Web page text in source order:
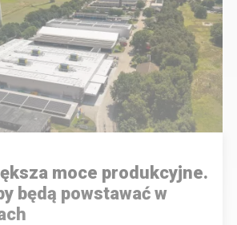
moce produkcyjne.
będą powstawać w